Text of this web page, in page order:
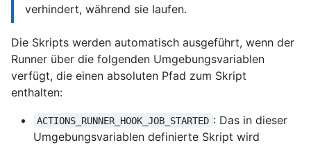
verhindert, während sie laufen.
Die Skripts werden automatisch ausgeführt, wenn der
Runner über die folgenden Umgebungsvariablen
verfügt, die einen absoluten Pfad zum Skript
enthalten:
ACTIONS_RUNNER_HOOK_JOB_STARTED : Das in dieser
Umgebungsvariablen definierte Skript wird